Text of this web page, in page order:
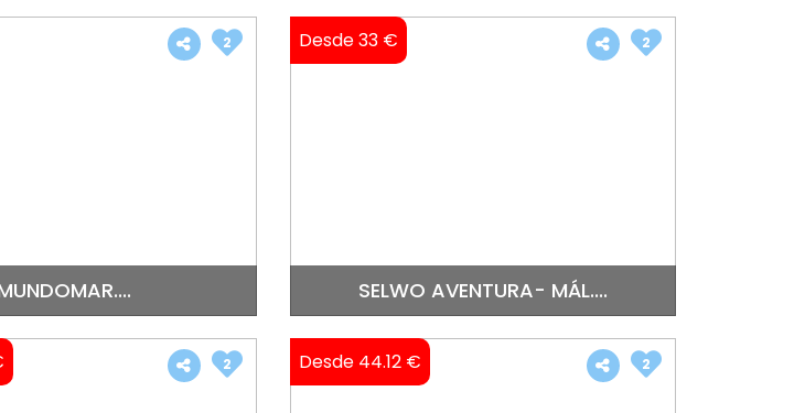
2 Desde 33 €
SELWO AVENTURA- MÁL....
2
2 Desde 44.12 € 2